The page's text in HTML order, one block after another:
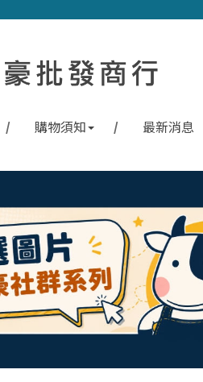
購物須知 最新消息